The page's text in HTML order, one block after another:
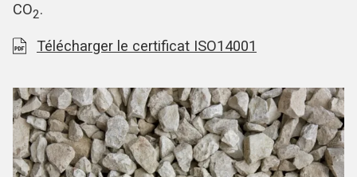
CO2.
Télécharger le certificat ISO14001